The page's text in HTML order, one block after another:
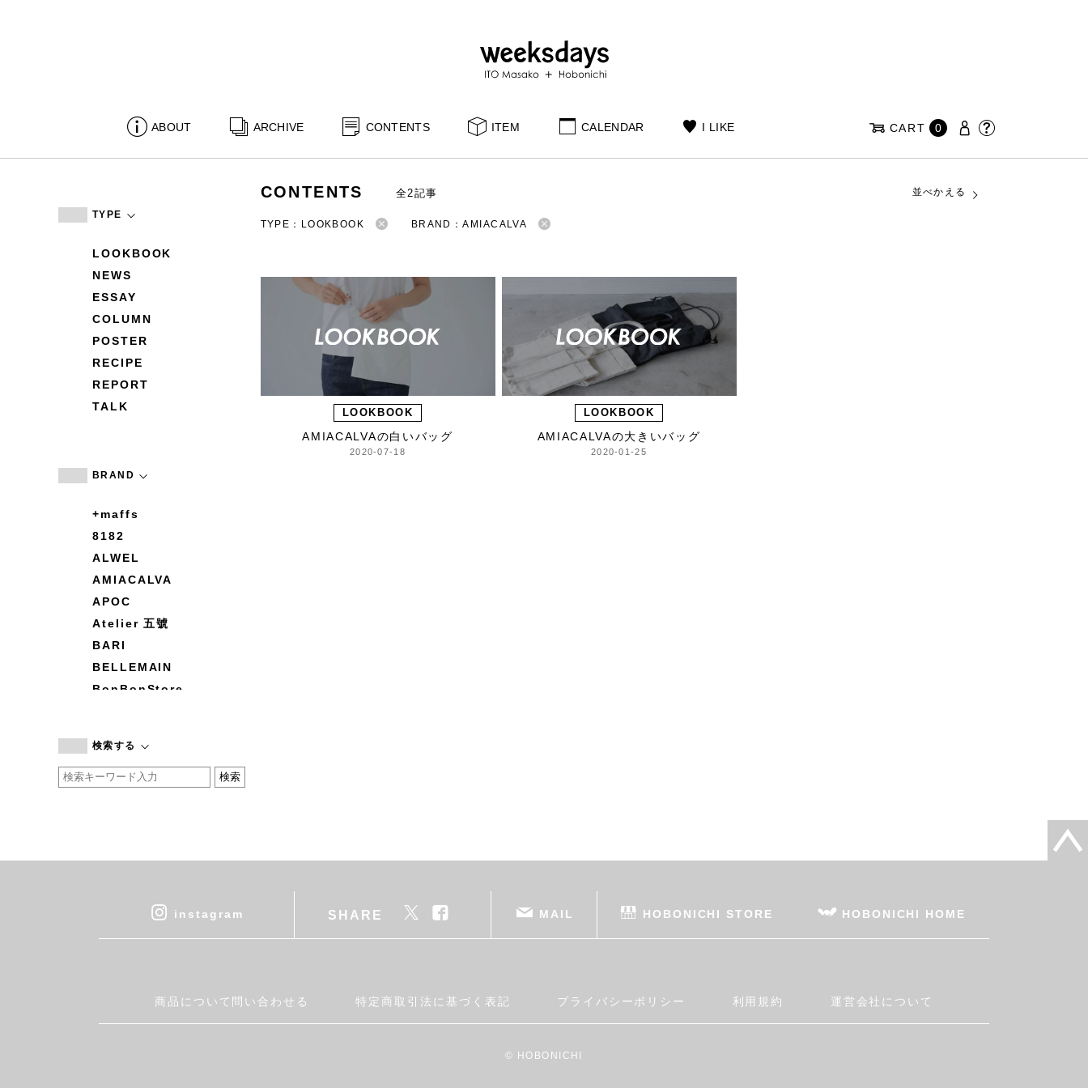
ABOUT ARCHIVE CONTENTS ITEM CALENDAR I LIKE CART 0
TYPE
LOOKBOOK
NEWS
ESSAY
COLUMN
POSTER
RECIPE
REPORT
TALK
BRAND
+maffs
8182
ALWEL
AMIACALVA
APOC
Atelier 五號
BARI
BELLEMAIN
BonBonStore
by basics
CATWORTH
cohan
DEAN & DELUCA
Fatima Morocco
検索する
CONTENTS 全2記事 並べかえる
TYPE：LOOKBOOK BRAND：AMIACALVA
LOOKBOOK
AMIACALVAの白いバッグ
2020-07-18
LOOKBOOK
AMIACALVAの大きいバッグ
2020-01-25
instagram SHARE MAIL HOBONICHI STORE HOBONICHI HOME
商品について問い合わせる 特定商取引法に基づく表記 プライバシーポリシー 利用規約 運営会社について
© HOBONICHI